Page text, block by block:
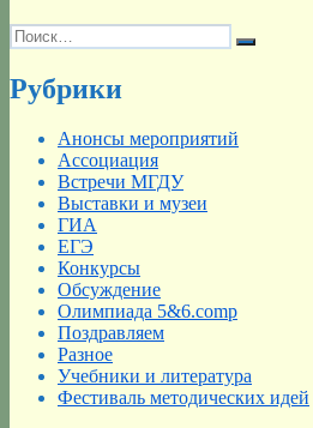
Искать:
Поиск
Рубрики
Анонсы мероприятий
Ассоциация
Встречи МГДУ
Выставки и музеи
ГИА
ЕГЭ
Конкурсы
Обсуждение
Олимпиада 5&6.comp
Поздравляем
Разное
Учебники и литература
Фестиваль методических идей